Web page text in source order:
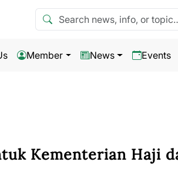
Search news
Member News Events
Kementerian Haji